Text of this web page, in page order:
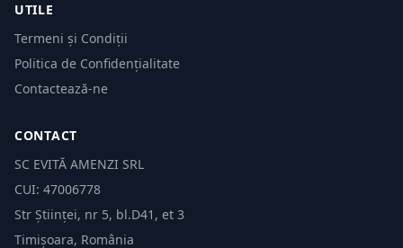
UTILE
Termeni și Condiții
Politica de Confidențialitate
Contactează-ne
CONTACT
SC EVITĂ AMENZI SRL
CUI: 47006778
Str Științei, nr 5, bl.D41, et 3
Timișoara, România